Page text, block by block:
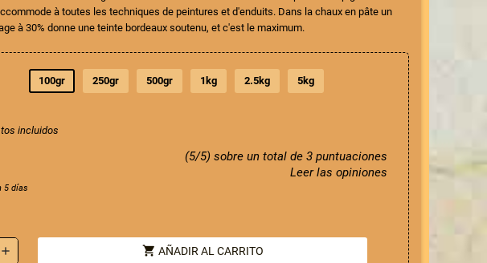
à toutes les techniques de peintures et d'enduits. Dans la chaux en pâte un
à 30% donne une teinte bordeaux soutenu, et c'est le maximum.
100gr 250gr 500gr 1kg 2.5kg 5kg
incluidos
(5/5) sobre un total de 3 puntuaciones
Leer las opiniones
5 días
add shopping_cart AÑADIR AL CARRITO